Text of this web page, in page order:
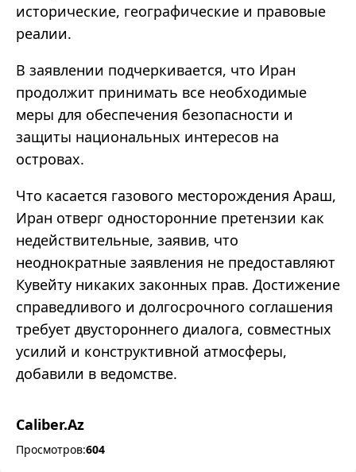
исторические, географические и правовые
реалии.
В заявлении подчеркивается, что Иран
продолжит принимать все необходимые
меры для обеспечения безопасности и
защиты национальных интересов на
островах.
Что касается газового месторождения Араш,
Иран отверг односторонние претензии как
недействительные, заявив, что
неоднократные заявления не предоставляют
Кувейту никаких законных прав. Достижение
справедливого и долгосрочного соглашения
требует двустороннего диалога, совместных
усилий и конструктивной атмосферы,
добавили в ведомстве.
Caliber.Az
Просмотров:604